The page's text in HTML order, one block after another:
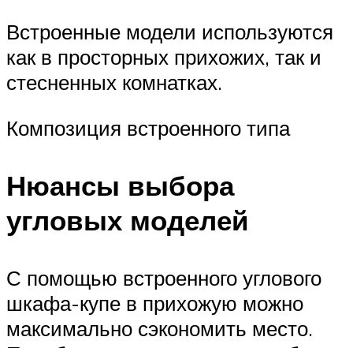
Встроенные модели используются
как в просторных прихожих, так и
стесненных комнатках.
Композиция встроенного типа
Нюансы выбора
угловых моделей
С помощью встроенного углового
шкафа-купе в прихожую можно
максимально сэкономить место.